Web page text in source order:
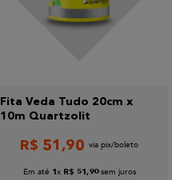
Fita Veda Tudo 20cm x
10m Quartzolit
R$ 51 ,90
Em até 1 x R$ 51 ,90 sem juros